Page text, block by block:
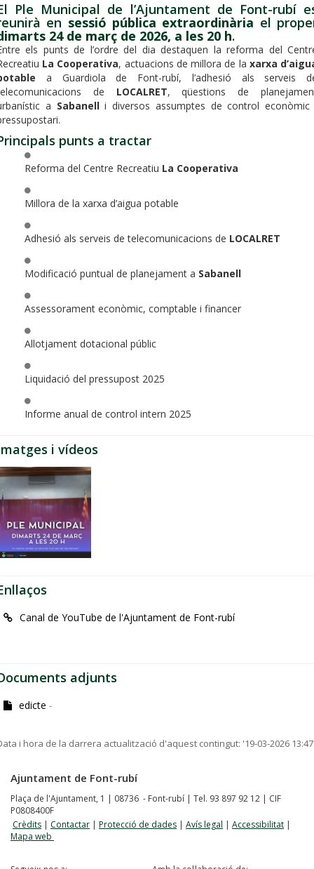
Ple Municipal de l’Ajuntament de Font-rubí
en sessió pública extraordinària el
24 de març de 2026, a les 20 h.
els punts de l’ordre del dia destaquen la reforma del
La Cooperativa, actuacions de millora de la xarxa
a Guardiola de Font-rubí, l’adhesió als serveis
de LOCALRET, qüestions de
a Sabanelli diversos assumptes de control econòmic
punts a tractar
Reforma del Centre Recreatiu La Cooperativa
Millora de la xarxa d’aigua potable
Adhesió als serveis de telecomunicacions de LOCALRET
Modificació puntual de planejament a Sabanell
Assessorament econòmic, comptable i financer
Allotjament dotacional públic
Liquidació del pressupost 2025
Informe anual de control intern 2025
i vídeos
Canal de YouTube de l'Ajuntament de Font-rubí
adjunts
edicte -
i hora de la darrera actualització d'aquest contingut: '19-03-2026 13:47
Ajuntament de Font-rubí
Plaça de l'Ajuntament, 1 | 08736 - Font-rubí | Tel. 93 897 92 12 | CIF
P0808400F
Crèdits | Contactar | Protecció de dades | Avís legal | Accessibilitat |
Mapa web